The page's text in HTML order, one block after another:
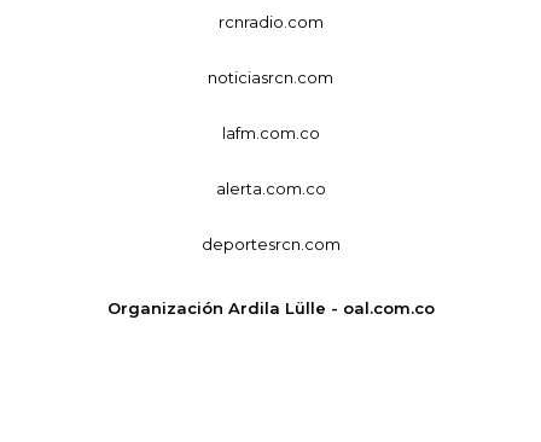
rcnradio.com
noticiasrcn.com
lafm.com.co
alerta.com.co
deportesrcn.com
Organización Ardila Lülle - oal.com.co